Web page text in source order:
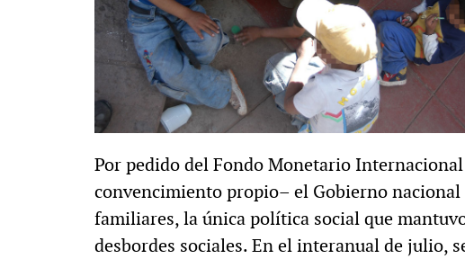
Por pedido del Fondo Monetario
convencimiento propio– el Gobierno
familiares, la única política social que
desbordes sociales. En el interanual de julio,